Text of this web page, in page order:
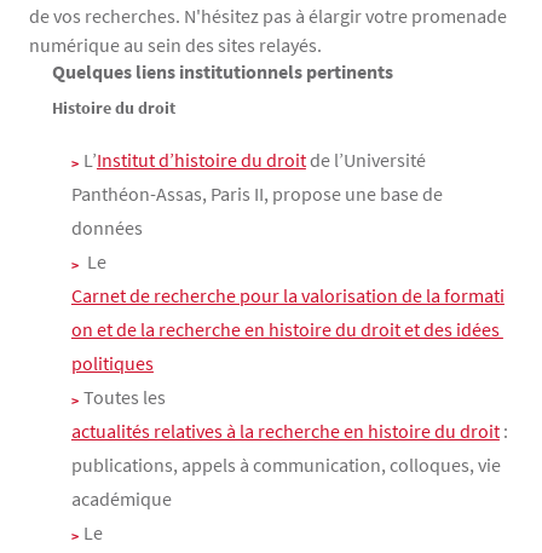
de vos recherches. N'hésitez pas à élargir votre promenade
numérique au sein des sites relayés.
Contenu
Texte
Quelques liens institutionnels pertinents
Histoire du droit
L’Institut d’histoire du droitde l’Université
Panthéon-Assas, Paris II, propose une base de
données
Le
Carnet de recherche pour la valorisation de la formati
on et de la recherche en histoire du droit et des idées
politiques
Toutes les
actualités relatives à la recherche en histoire du droit:
publications, appels à communication, colloques, vie
académique
Le